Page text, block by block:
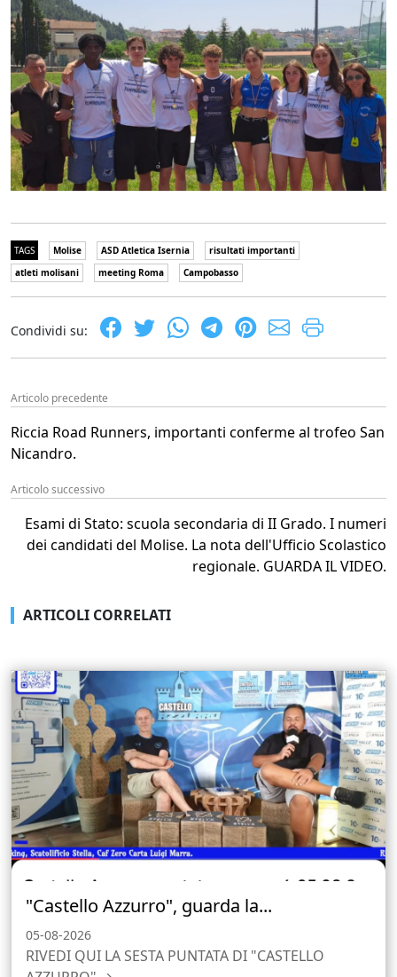
TAGS Molise ASD Atletica Isernia
risultati importanti
atleti molisani
meeting Roma Campobasso
Condividi su:
Articolo precedente
Riccia Road Runners, importanti conferme al trofeo San
Nicandro.
Articolo successivo
Esami di Stato: scuola secondaria di II Grado. I numeri
dei candidati del Molise. La nota dell'Ufficio Scolastico
regionale. GUARDA IL VIDEO.
ARTICOLI CORRELATI
"Castello Azzurro", guarda la...
05-08-2026
RIVEDI QUI LA SESTA PUNTATA DI "CASTELLO